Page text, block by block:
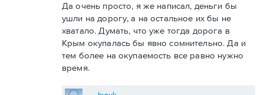
Да очень просто, я же написал, деньги бы
ушли на дорогу, а на остальное их бы не
хватало. Думать, что уже тогда дорога в
Крым окупалась бы явно сомнительно. Да и
тем более на окупаемость все равно нужно
время.